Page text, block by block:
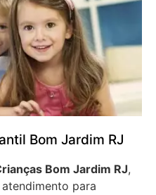
Bom Jardim RJ
Bom Jardim RJ,
para